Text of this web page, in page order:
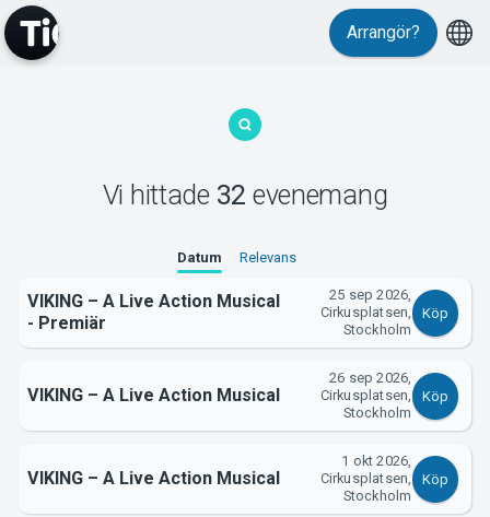
Evenemang
MyTickster
Support
Arrangör?
Vi hittade 32 evenemang
Datum Relevans
VIKING – A Live Action Musical
- Premiär
25 sep 2026,
Cirkusplatsen,
Stockholm
Köp
VIKING – A Live Action Musical
26 sep 2026,
Cirkusplatsen,
Stockholm
Köp
VIKING – A Live Action Musical
1 okt 2026,
Cirkusplatsen,
Stockholm
Köp